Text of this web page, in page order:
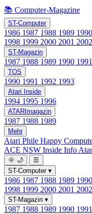
📚 Computer-Magazine
ST-Computer
1986 1987 1988 1989 1990
1998 1999 2000 2001 2002
ST-Magazin
1987 1988 1989 1990 1991
TOS
1990 1991 1992 1993
Atari Inside
1994 1995 1996
ATARImagazin
1987 1988 1989
Mehr
Atari Phile Happy
ACE NSW Inside Info
🌞 🌙
☰
ST-Computer ▾
1986 1987 1988 1989 1990
1998 1999 2000 2001 2002
ST-Magazin ▾
1987 1988 1989 1990 1991